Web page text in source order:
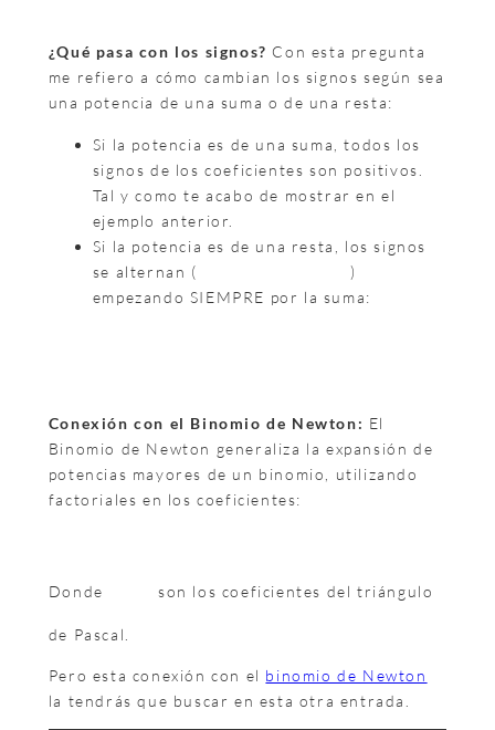
¿Qué pasa con los signos? Con esta pregunta
me refiero a cómo cambian los signos según sea
una potencia de una suma o de una resta:
Si la potencia es de una suma, todos los
signos de los coeficientes son positivos.
Tal y como te acabo de mostrar en el
ejemplo anterior.
Si la potencia es de una resta, los signos
se alternan (
)
empezando SIEMPRE por la suma:
Conexión con el Binomio de Newton: El
Binomio de Newton generaliza la expansión de
potencias mayores de un binomio, utilizando
factoriales en los coeficientes:
Donde son los coeficientes del triángulo
de Pascal.
Pero esta conexión con el binomio de Newton
la tendrás que buscar en esta otra entrada.